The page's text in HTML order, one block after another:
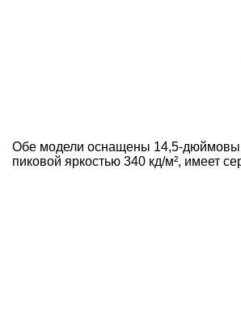
Обе модели оснащены 14,5-
пиковой яркостью 340 кд/м², имеет